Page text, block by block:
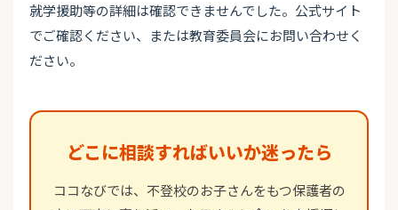
就学援助等の詳細は確認できませんでした。公式サイト
でご確認ください、または教育委員会にお問い合わせく
ださい。
どこに相談すればいいか迷ったら
ココなびでは、不登校のお子さんをもつ保護者の